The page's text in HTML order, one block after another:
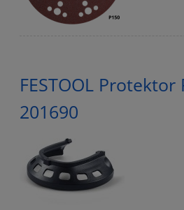
FESTOOL Protektor
201690